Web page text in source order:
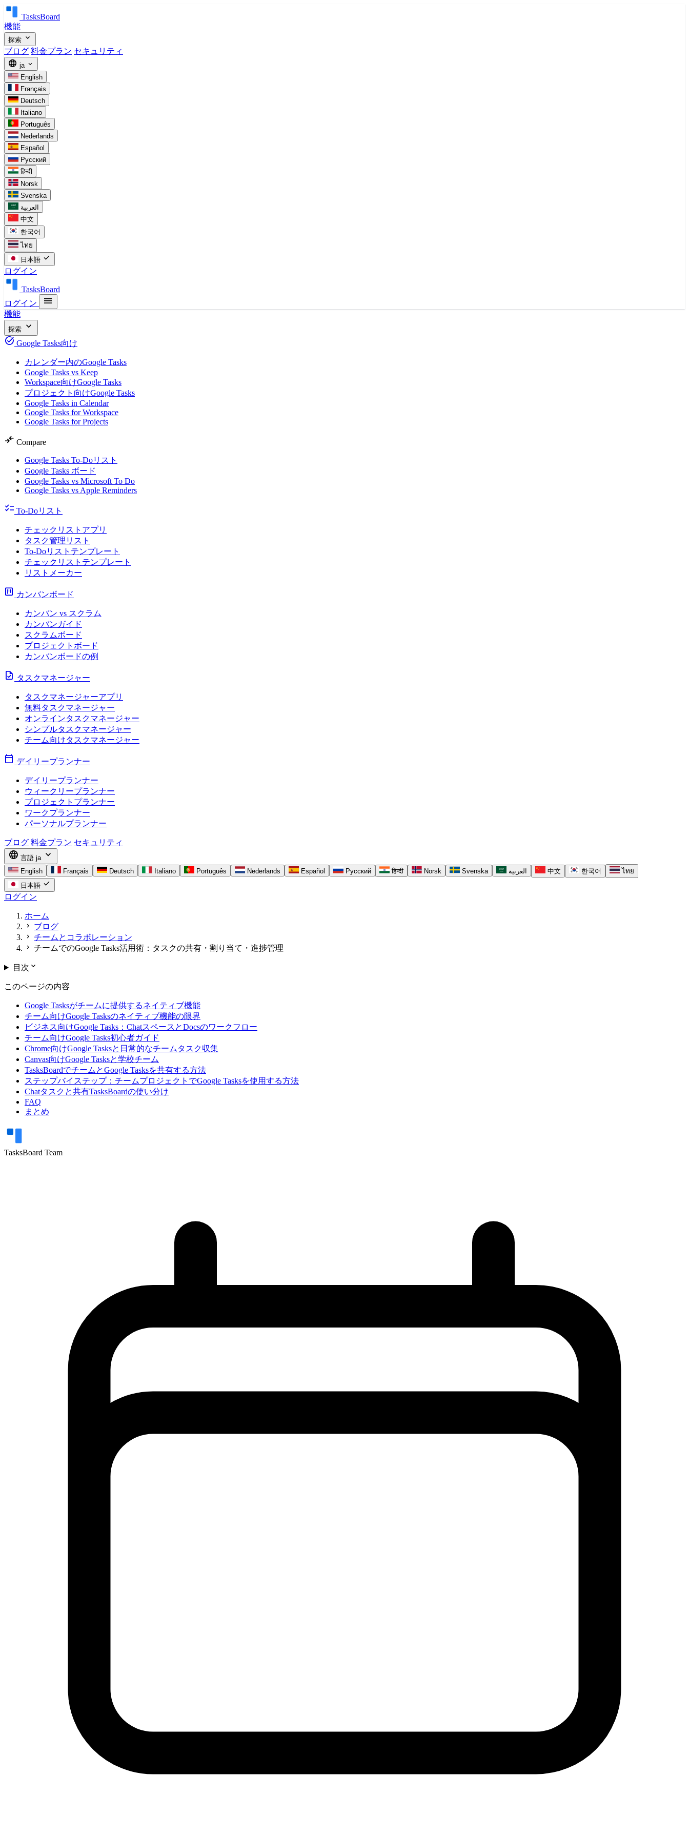
TasksBoard
機能
探索 expand_more
ブログ 料金プラン セキュリティ
language ja expand_more
English
Français
Deutsch
Italiano
Português
Nederlands
Español
Русский
हिन्दी
Norsk
Svenska
العربية
中文
한국어
ไทย
日本語 check
ログイン
TasksBoard
ログイン
menu
機能
探索 expand_more
task_alt Google Tasks向け
カレンダー内のGoogle Tasks
Google Tasks vs Keep
Workspace向けGoogle Tasks
プロジェクト向けGoogle Tasks
Google Tasks in Calendar
Google Tasks for Workspace
Google Tasks for Projects
compare_arrows Compare
Google Tasks To-Doリスト
Google Tasks ボード
Google Tasks vs Microsoft To Do
Google Tasks vs Apple Reminders
checklist To-Doリスト
チェックリストアプリ
タスク管理リスト
To-Doリストテンプレート
チェックリストテンプレート
リストメーカー
view_kanban カンバンボード
カンバン vs スクラム
カンバンガイド
スクラムボード
プロジェクトボード
カンバンボードの例
task タスクマネージャー
タスクマネージャーアプリ
無料タスクマネージャー
オンラインタスクマネージャー
シンプルタスクマネージャー
チーム向けタスクマネージャー
calendar_today デイリープランナー
デイリープランナー
ウィークリープランナー
プロジェクトプランナー
ワークプランナー
パーソナルプランナー
ブログ 料金プラン セキュリティ
language 言語 ja expand_more
English Français Deutsch Italiano Português Nederlands Español Русский हिन्दी Norsk Svenska العربية 中文 한국어
ไทย
日本語 check
ログイン
ホーム
chevron_right ブログ
chevron_right チームとコラボレーション
chevron_right チームでのGoogle Tasks活用術：タスクの共有・割り当て・進捗管理
目次 expand_more
このページの内容
Google Tasksがチームに提供するネイティブ機能
チーム向けGoogle Tasksのネイティブ機能の限界
ビジネス向けGoogle Tasks：ChatスペースとDocsのワークフロー
チーム向けGoogle Tasks初心者ガイド
Chrome向けGoogle Tasksと日常的なチームタスク収集
Canvas向けGoogle Tasksと学校チーム
TasksBoardでチームとGoogle Tasksを共有する方法
ステップバイステップ：チームプロジェクトでGoogle Tasksを使用する方法
Chatタスクと共有TasksBoardの使い分け
FAQ
まとめ
TasksBoard Team